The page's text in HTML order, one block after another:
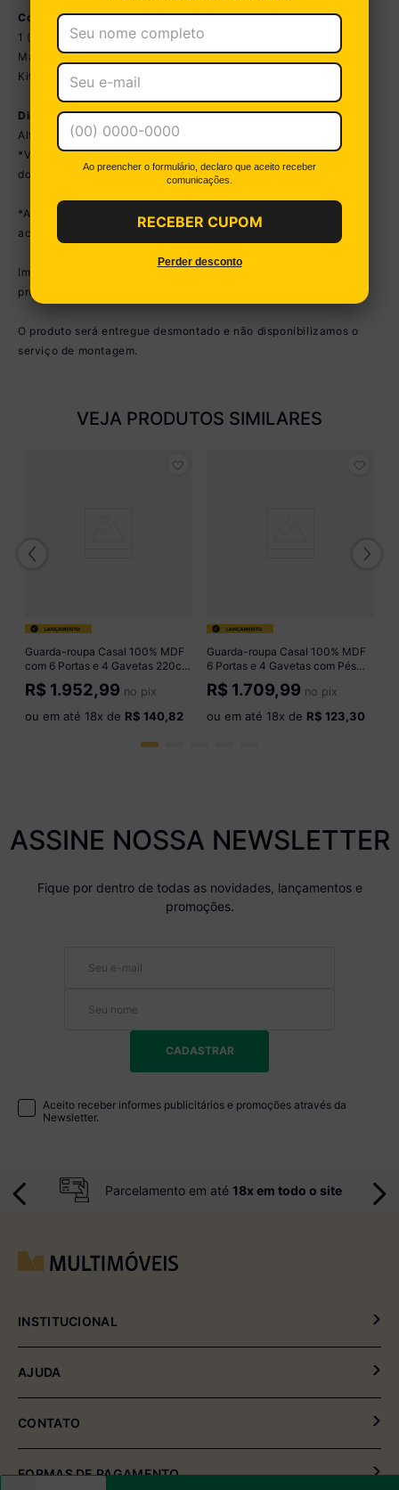
Conteúdo da Embalagem:
1 (um) Guarda-Roupa com Espelho
Manual de Montagem
Kit Ferragem
Dimensões do Produto Montado:
Altura: 205cm | Largura: 170cm | Profundidade: 46,7cm
*Você pode consultar as medidas detalhadas na imagem técnica
do produto.
*As cores do produto podem sofrer variações de tonalidade de
acordo com as configurações do seu dispositivo.
Imagens meramente ilustrativas. Decoração não acompanha o
produto.
O produto será entregue desmontado e não disponibilizamos o
serviço de montagem.
VEJA PRODUTOS SIMILARES
Guarda-roupa Casal 100% MDF
com 6 Portas e 4 Gavetas 220cm
Multimóveis CR35524
Madeirado/Off White
R$ 1.952,99 no pix
ou em até 18x de R$ 140,82
Guarda-roupa Casal 100% MDF
6 Portas e 4 Gavetas com Pés
220cm Multimóveis CR35544
Madeirado/Off White
R$ 1.709,99 no pix
ou em até 18x de R$ 123,30
ASSINE NOSSA NEWSLETTER
Fique por dentro de todas as novidades, lançamentos e
promoções.
CADASTRAR
Aceito receber informes publicitários e promoções através da
Newsletter.
Parcelamento em até 18x em todo o site
INSTITUCIONAL
Política de Entrega e Devolução
AJUDA
Fale Conosco
CONTATO
(54) 2102-4000 (08:00hrs às 17:30hrs)
FORMAS DE PAGAMENTO
Ao preencher o formulário, declaro que aceito receber
comunicações.
RECEBER CUPOM
Perder desconto